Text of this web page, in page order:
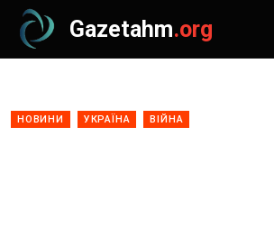
Gazetahm.org
НОВИНИ УКРАЇНА ВІЙНА